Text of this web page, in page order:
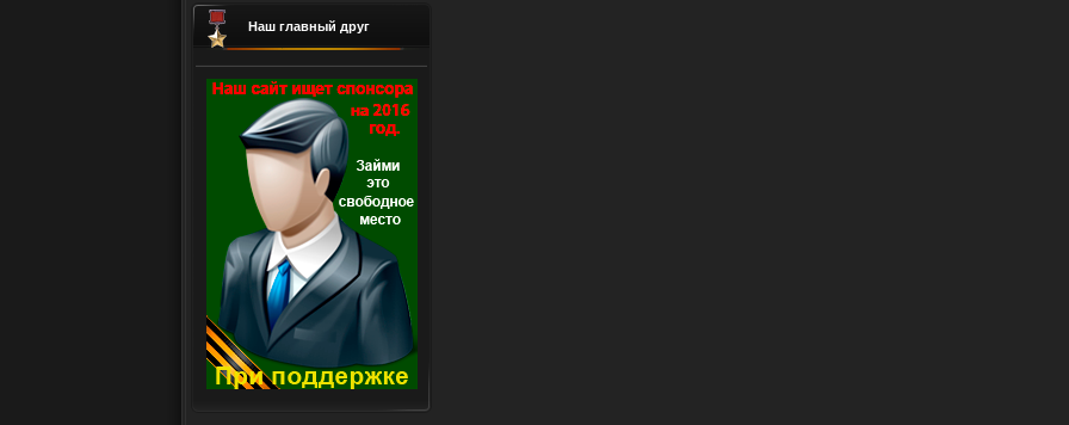
Наш главный друг